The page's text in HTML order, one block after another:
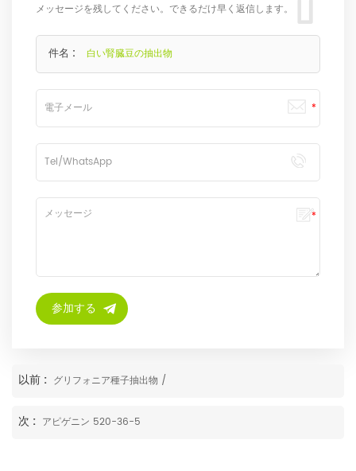
メッセージを残してください。できるだけ早く返信します。
件名 : 白い腎臓豆の抽出物
以前 : グリフォニア種子抽出物 /
次 : アピゲニン 520-36-5